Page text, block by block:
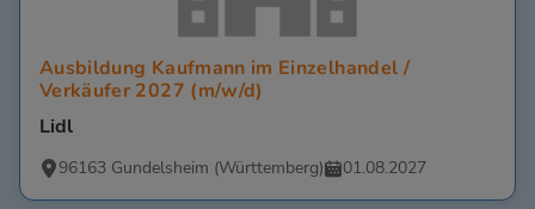
Ausbildung Kaufmann im Einzelhandel /
Verkäufer 2027 (m/w/d)
Lidl
96163 Gundelsheim (Württemberg) 01.08.2027